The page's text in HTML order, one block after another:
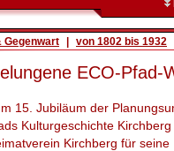
Gegenwart von 1802 bis 1932
ECO-Pfad-
15. Jubiläum der
Kulturgeschichte
Kirchberg für